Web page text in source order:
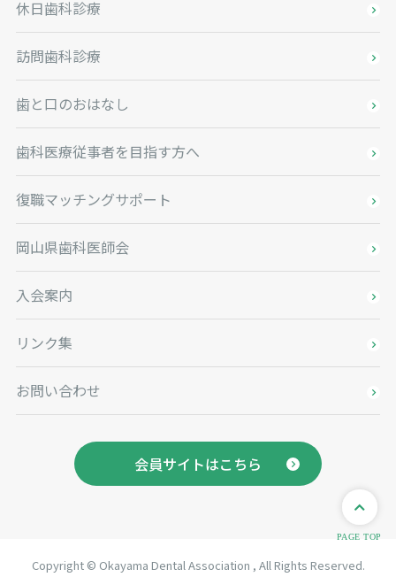
休日歯科診療
訪問歯科診療
歯と口のおはなし
歯科医療従事者を目指す方へ
復職マッチングサポート
岡山県歯科医師会
入会案内
リンク集
お問い合わせ
会員サイトはこちら
Copyright © Okayama Dental Association , All Rights Reserved.